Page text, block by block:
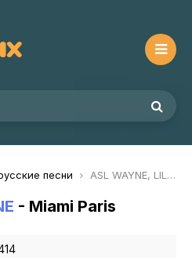
песни ASL WAYNE, LILONE - Miami Paris
- Miami Paris